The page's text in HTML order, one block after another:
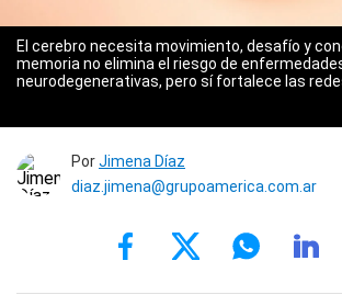
El cerebro necesita movimiento, desafío y
memoria no elimina el riesgo de
neurodegenerativas, pero sí fortalece las
PorJimena Díaz
diaz.jimena@grupoamerica.com.ar